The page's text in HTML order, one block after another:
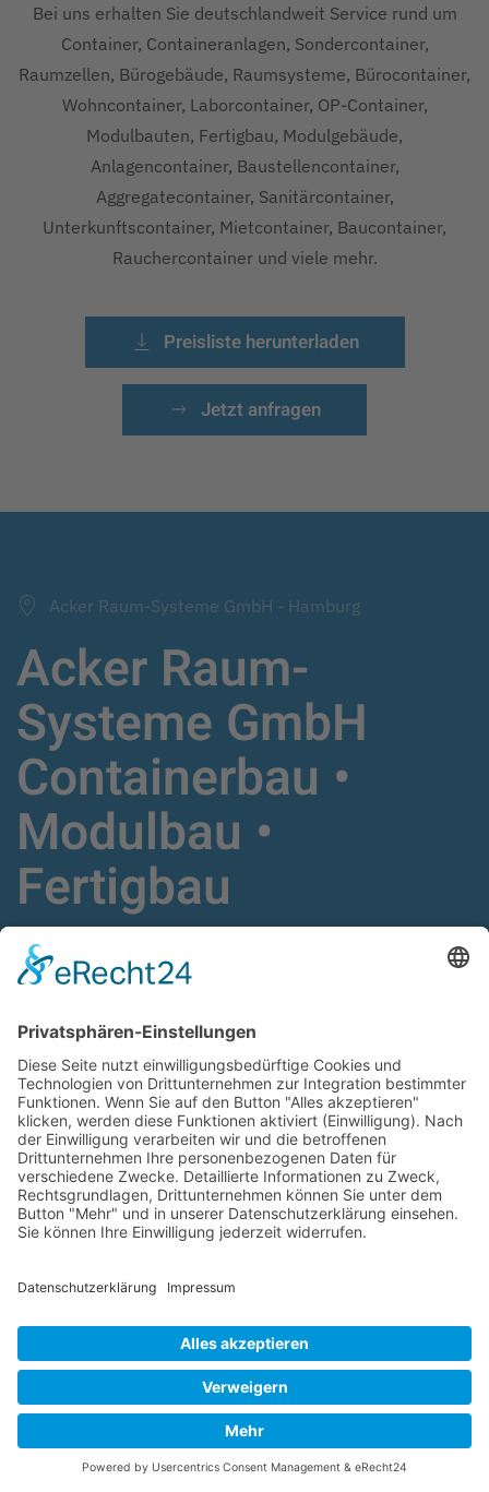
Bei uns erhalten Sie deutschlandweit Service rund um
Container, Containeranlagen, Sondercontainer,
Raumzellen, Bürogebäude, Raumsysteme, Bürocontainer,
Wohncontainer, Laborcontainer, OP-Container,
Modulbauten, Fertigbau, Modulgebäude,
Anlagencontainer, Baustellencontainer,
Aggregatecontainer, Sanitärcontainer,
Unterkunftscontainer, Mietcontainer, Baucontainer,
Rauchercontainer und viele mehr.
Preisliste herunterladen
Jetzt anfragen
Acker Raum-Systeme GmbH - Hamburg
Acker Raum-
Systeme GmbH
Containerbau •
Modulbau •
Fertigbau
Schlüsselfertige Gebäudelösungen,
Fertigbau,
Modulgebäude und Containerseit
1992
Kontakt
Acker Raum-Systeme GmbH
Ludwig-Erhard-Straße 18